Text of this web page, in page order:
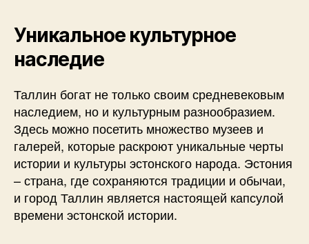
Уникальное культурное
наследие
Таллин богат не только своим средневековым
наследием, но и культурным разнообразием.
Здесь можно посетить множество музеев и
галерей, которые раскроют уникальные черты
истории и культуры эстонского народа. Эстония
– страна, где сохраняются традиции и обычаи,
и город Таллин является настоящей капсулой
времени эстонской истории.